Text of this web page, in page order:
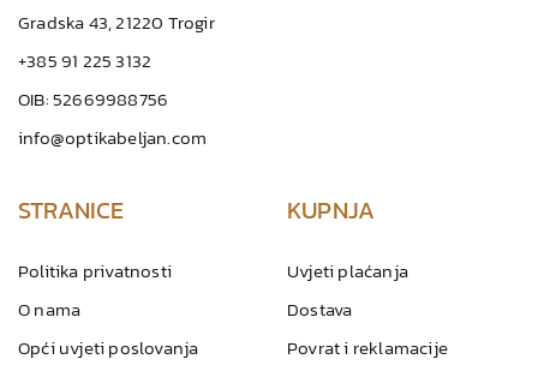
Gradska 43, 21220 Trogir
+385 91 225 3132
OIB: 52669988756
info@optikabeljan.com
STRANICE
Politika privatnosti
O nama
Opći uvjeti poslovanja
KUPNJA
Uvjeti plaćanja
Dostava
Povrat i reklamacije